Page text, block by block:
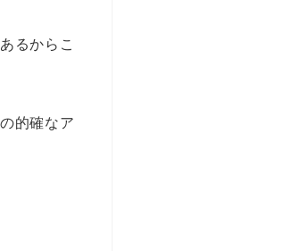
るからこ
的確なア